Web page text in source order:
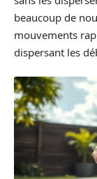
beaucoup de
mouvements
dispersant les